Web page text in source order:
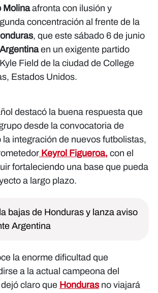
Molinaafronta con ilusión y
concentración al frente de la
, que este sábado 6 de junio
Argentinaen un exigente partido
Field de la ciudad de College
Estados Unidos.
destacó la buena respuesta que
desde la convocatoria de
la integración de nuevos futbolistas,
Keyrol Figueroa, con el
fortaleciendo una base que pueda
a largo plazo.
bajas de Honduras y lanza aviso
Argentina
la enorme dificultad que
a la actual campeona del
claro que Hondurasno viajará